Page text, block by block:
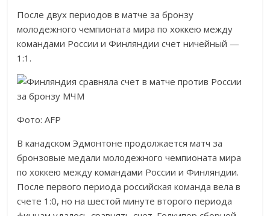
После двух периодов в матче за бронзу
молодежного чемпионата мира по хоккею между
командами России и Финляндии счет ничейный —
1:1.
Фото: AFP
В канадском Эдмонтоне продолжается матч за
бронзовые медали молодежного чемпионата мира
по хоккею между командами России и Финляндии.
После первого периода российская команда вела в
счете 1:0, но на шестой минуте второго периода